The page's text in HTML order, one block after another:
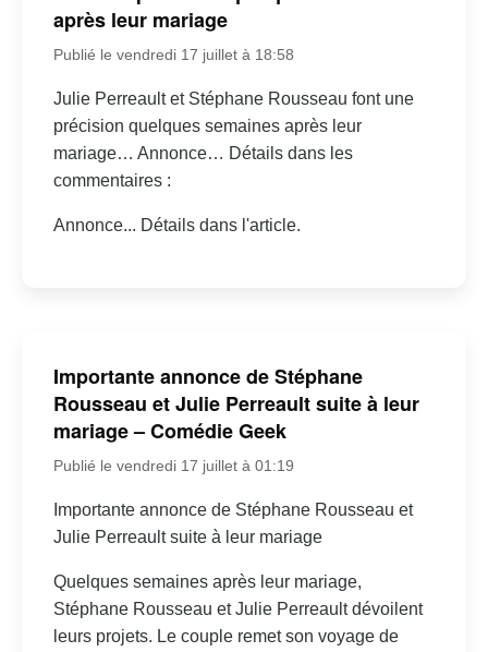
après leur mariage
Publié le vendredi 17 juillet à 18:58
Julie Perreault et Stéphane Rousseau font une
précision quelques semaines après leur
mariage… Annonce… Détails dans les
commentaires :
Annonce... Détails dans l'article.
Importante annonce de Stéphane
Rousseau et Julie Perreault suite à leur
mariage – Comédie Geek
Publié le vendredi 17 juillet à 01:19
Importante annonce de Stéphane Rousseau et
Julie Perreault suite à leur mariage
Quelques semaines après leur mariage,
Stéphane Rousseau et Julie Perreault dévoilent
leurs projets. Le couple remet son voyage de